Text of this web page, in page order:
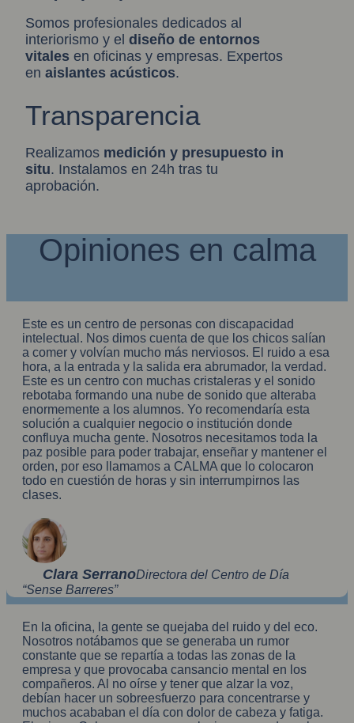
Somos profesionales dedicados al
interiorismo y el diseño de entornos
vitales en oficinas y empresas. Expertos
en aislantes acústicos.
Transparencia
Realizamos medición y presupuesto in
situ. Instalamos en 24h tras tu
aprobación.
Opiniones en calma
Este es un centro de personas con discapacidad
intelectual. Nos dimos cuenta de que los chicos salían
a comer y volvían mucho más nerviosos. El ruido a esa
hora, a la entrada y la salida era abrumador, la verdad.
Este es un centro con muchas cristaleras y el sonido
rebotaba formando una nube de sonido que alteraba
enormemente a los alumnos. Yo recomendaría esta
solución a cualquier negocio o institución donde
confluya mucha gente. Nosotros necesitamos toda la
paz posible para poder trabajar, enseñar y mantener el
orden, por eso llamamos a CALMA que lo colocaron
todo en cuestión de horas y sin interrumpirnos las
clases.
Clara SerranoDirectora del Centro de Día
“Sense Barreres”
En la oficina, la gente se quejaba del ruido y del eco.
Nosotros notábamos que se generaba un rumor
constante que se repartía a todas las zonas de la
empresa y que provocaba cansancio mental en los
compañeros. Al no oírse y tener que alzar la voz,
debían hacer un sobreesfuerzo para concentrarse y
muchos acababan el día con dolor de cabeza y fatiga.